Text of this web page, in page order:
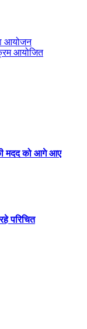
आयोजन
आयोजित
मदद को आगे आए
परिचित